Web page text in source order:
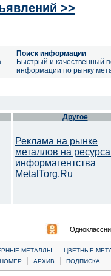
>>
Поиск информации
Быстрый и качественный
информации по рынку
Другое
Реклама на рынке
металлов на
информагентства
MetalTorg.Ru
МЕТАЛЛЫ |
ЦВЕТНЫЕ
| АРХИВ | ПОДПИСКА |